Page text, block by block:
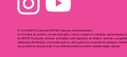
© 2026 BAPHO Cultural & ARTHE Produções e Entretenimento.
Os formatos de eventos, nomes de projetos, textos, imagens e conteúdos apresentados
da ARTHE Produções, estando protegidos pela legislação de direitos autorais e
adaptação, distribuição, comercialização ou utilização total ou parcial de qualquer
das produtoras responsáveis. O uso indevido poderá acarretar medidas legais cabíveis.